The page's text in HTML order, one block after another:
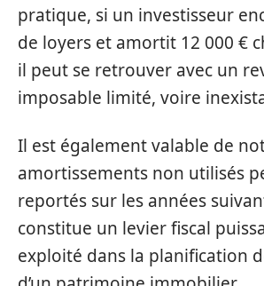
pratique, si un investisseur
de loyers et amortit 12 000 €
il peut se retrouver avec un
imposable limité, voire
Il est également valable de
amortissements non utilisés
reportés sur les années
constitue un levier fiscal
exploité dans la planification